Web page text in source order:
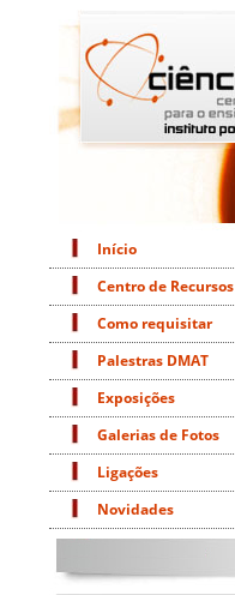
Início
Centro de Recursos
Como requisitar
Palestras DMAT
Exposições
Galerias de Fotos
Ligações
Novidades